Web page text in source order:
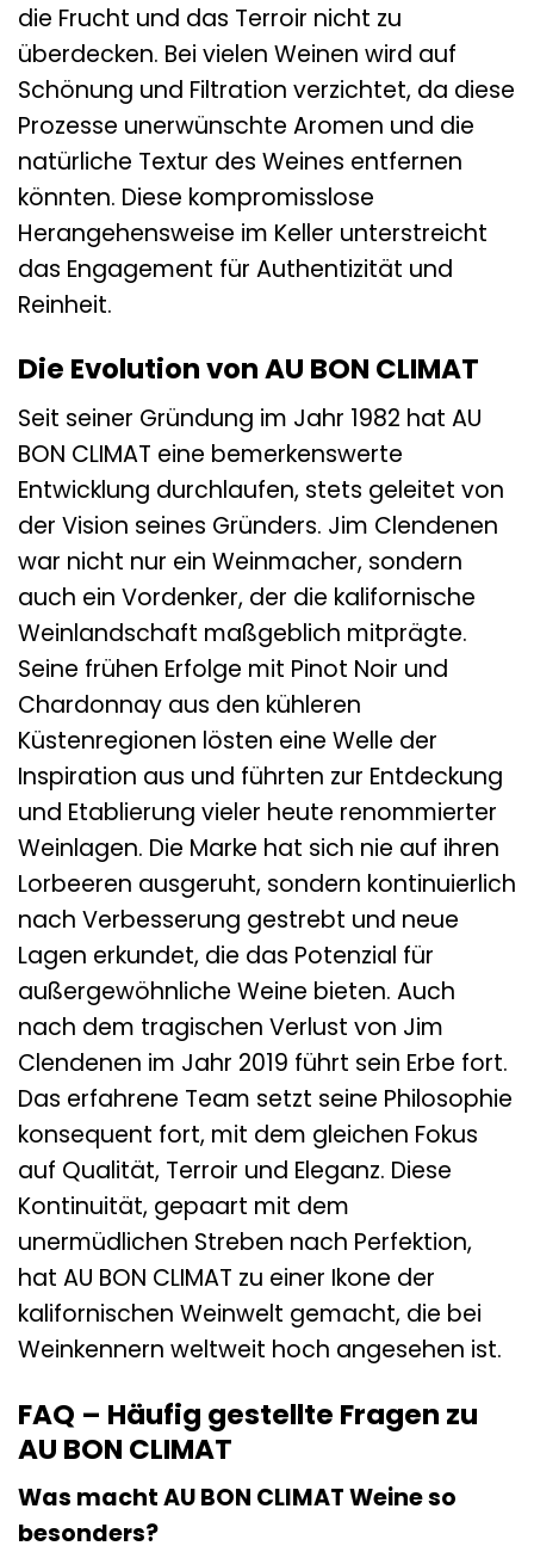
die Frucht und das Terroir nicht zu
überdecken. Bei vielen Weinen wird auf
Schönung und Filtration verzichtet, da diese
Prozesse unerwünschte Aromen und die
natürliche Textur des Weines entfernen
könnten. Diese kompromisslose
Herangehensweise im Keller unterstreicht
das Engagement für Authentizität und
Reinheit.
Die Evolution von AU BON CLIMAT
Seit seiner Gründung im Jahr 1982 hat AU
BON CLIMAT eine bemerkenswerte
Entwicklung durchlaufen, stets geleitet von
der Vision seines Gründers. Jim Clendenen
war nicht nur ein Weinmacher, sondern
auch ein Vordenker, der die kalifornische
Weinlandschaft maßgeblich mitprägte.
Seine frühen Erfolge mit Pinot Noir und
Chardonnay aus den kühleren
Küstenregionen lösten eine Welle der
Inspiration aus und führten zur Entdeckung
und Etablierung vieler heute renommierter
Weinlagen. Die Marke hat sich nie auf ihren
Lorbeeren ausgeruht, sondern kontinuierlich
nach Verbesserung gestrebt und neue
Lagen erkundet, die das Potenzial für
außergewöhnliche Weine bieten. Auch
nach dem tragischen Verlust von Jim
Clendenen im Jahr 2019 führt sein Erbe fort.
Das erfahrene Team setzt seine Philosophie
konsequent fort, mit dem gleichen Fokus
auf Qualität, Terroir und Eleganz. Diese
Kontinuität, gepaart mit dem
unermüdlichen Streben nach Perfektion,
hat AU BON CLIMAT zu einer Ikone der
kalifornischen Weinwelt gemacht, die bei
Weinkennern weltweit hoch angesehen ist.
FAQ – Häufig gestellte Fragen zu
AU BON CLIMAT
Was macht AU BON CLIMAT Weine so
besonders?